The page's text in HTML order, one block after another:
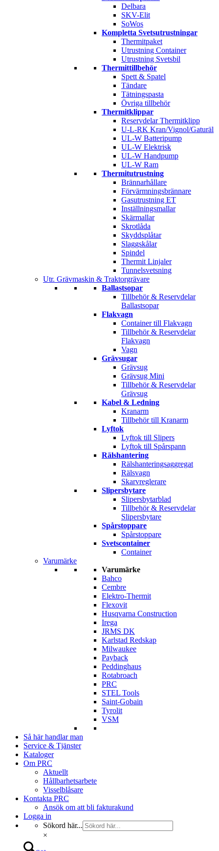
Delbara
SKV-Elit
SoWos
Kompletta Svetsutrustningar
Thermitpaket
Utrustning Container
Utrustning Svetsbil
Thermittillbehör
Spett & Spatel
Tändare
Tätningspasta
Övriga tillbehör
Thermitklippar
Reservdelar Thermitklipp
U-L-RK Kran/Vignol/Gaturäl
UL-W Batteripump
UL-W Elektrisk
UL-W Handpump
UL-W Ram
Thermitutrustning
Brännarhållare
Förvärmningsbrännare
Gasutrustning ET
Inställningsmallar
Skärmallar
Skrotlåda
Skyddsplåtar
Slaggskålar
Spindel
Thermit Linjaler
Tunnelsvetsning
Utr. Grävmaskin & Traktorgrävare
Ballastsopar
Tillbehör & Reservdelar
Ballastsopar
Flakvagn
Container till Flakvagn
Tillbehör & Reservdelar
Flakvagn
Vagn
Grävsugar
Grävsug
Grävsug Mini
Tillbehör & Reservdelar
Grävsug
Kabel & Ledning
Kranarm
Tillbehör till Kranarm
Lyftok
Lyftok till Slipers
Lyftok till Spårspann
Rälshantering
Rälshanteringsaggregat
Rälsvagn
Skarvreglerare
Slipersbytare
Slipersbytarblad
Tillbehör & Reservdelar
Slipersbytare
Spårstoppare
Spårstoppare
Svetscontainer
Container
Varumärke
Varumärke
Bahco
Cembre
Elektro-Thermit
Flexovit
Husqvarna Construction
Irega
JRMS DK
Karlstad Redskap
Milwaukee
Payback
Peddinghaus
Rotabroach
PRC
STEL Tools
Saint-Gobain
Tyrolit
VSM
Så här handlar man
Service & Tjänster
Kataloger
Om PRC
Aktuellt
Hållbarhetsarbete
Visselblåsare
Kontakta PRC
Ansök om att bli fakturakund
Logga in
Sökord här...
×